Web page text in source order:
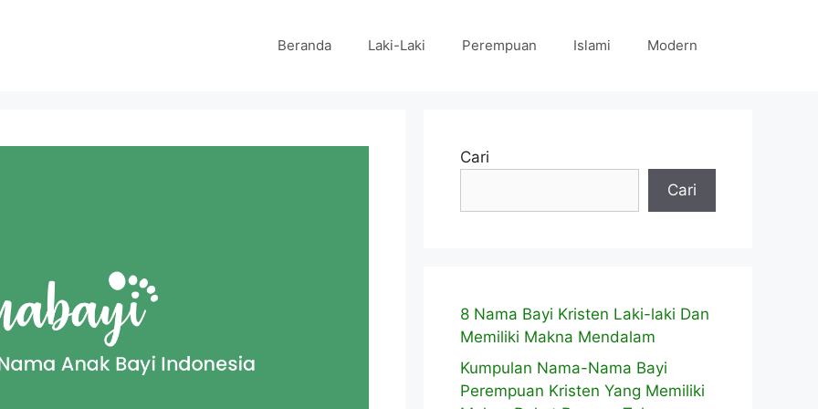
Beranda Laki-Laki Perempuan Islami Modern
Cari
Cari
8 Nama Bayi Kristen Laki-laki Dan
Memiliki Makna Mendalam
Kumpulan Nama-Nama Bayi
Perempuan Kristen Yang Memiliki